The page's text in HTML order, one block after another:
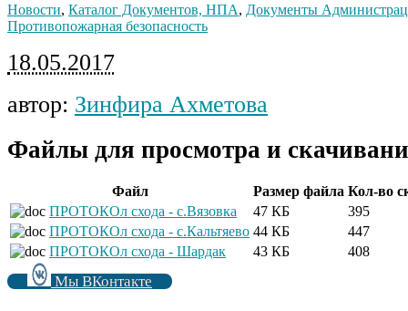
Новости, Каталог Документов, НПА, Документы
Противопожарная безопасность
18.05.2017
автор: Зинфира Ахметова
Файлы для просмотра и
Файл Размер файла Кол-во
ПРОТОКОл схода - с.Вязовка
47 КБ
395
ПРОТОКОл схода - с.Кальтяево 44 КБ
447
ПРОТОКОл схода - Шардак
43 КБ 408
Мы ВКонтакте